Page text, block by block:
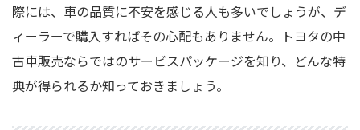
際には、車の品質に不安を感じる人も多いでしょうが、デ
ィーラーで購入すればその心配もありません。トヨタの中
古車販売ならではのサービスパッケージを知り、どんな特
典が得られるか知っておきましょう。